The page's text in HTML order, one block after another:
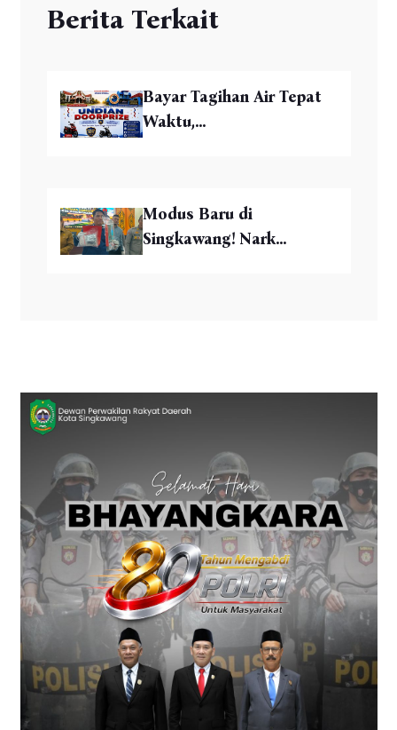
Berita Terkait
Bayar Tagihan Air Tepat
Waktu,...
Modus Baru di
Singkawang! Nark...